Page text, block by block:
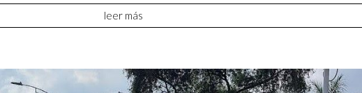
leer más